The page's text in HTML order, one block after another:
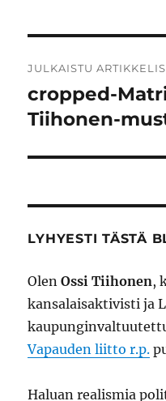
selaus
JULKAISTU
cropped-
Tiihonen-
LYHYESTI TÄSTÄ
OlenOssi Tiihonen,
kansalaisaktivisti ja
Vapauden liitto r.p.
Haluan realismia